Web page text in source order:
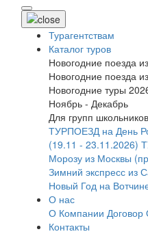
Турагентствам
Каталог туров
Новогодние поезда
Новогодние поезда
Новогодние туры
Ноябрь - Декабрь
Для групп школьников
ТУРПОЕЗД на День
(19.11 - 23.11.2026)
Морозу из Москвы
Зимний экспресс из
Новый Год на
О нас
О Компании
Контакты